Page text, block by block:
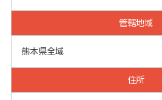
管轄地域
熊本県全域
住所